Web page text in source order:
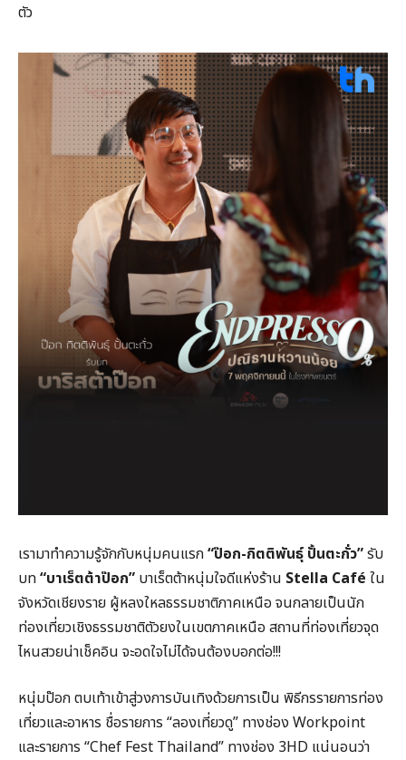
ตัว
เรามาทำความรู้จักกับหนุ่มคนแรก“ป๊อก-กิตติพันธุ์ ปั้นตะกั่ว”รับ
บท“บาเร็ตต้าป๊อก” บาเร็ตต้าหนุ่มใจดีแห่งร้าน Stella Café ใน
จังหวัดเชียงราย ผู้หลงใหลธรรมชาติภาคเหนือ จนกลายเป็นนัก
ท่องเที่ยวเชิงธรรมชาติตัวยงในเขตภาคเหนือ สถานที่ท่องเที่ยวจุด
ไหนสวยน่าเช็คอิน จะอดใจไม่ได้จนต้องบอกต่อ!!!
หนุ่มป๊อก ตบเท้าเข้าสู่วงการบันเทิงด้วยการเป็น พิธีกรรายการท่อง
เที่ยวและอาหาร ชื่อรายการ “ลองเที่ยวดู” ทางช่อง Workpoint
และรายการ “Chef Fest Thailand” ทางช่อง 3HD แน่นอนว่า